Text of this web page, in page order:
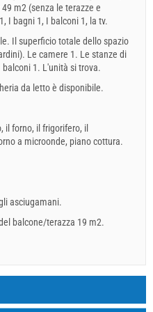
(01.07. - 31.08): 10 EUR (once -
(01.01 - 30.06. / 01.09. -
del fornitore
e hai altre domande,
m2 (senza le terazze e
I bagni 1, I balconi 1, la tv.
Il superficio totale dello spazio
Le camere 1. Le stanze di
1. L'unità si trova.
da letto è disponibile.
, il forno, il frigorifero, il
a microonde, piano cottura.
asciugamani.
balcone/terazza 19 m2.
2026
10 set 2026
2026
sono obbligatori!